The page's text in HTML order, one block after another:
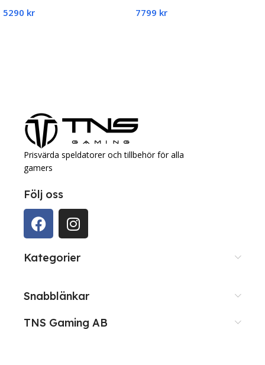
5290 kr
7799 kr
Prisvärda speldatorer och tillbehör för alla
gamers
Följ oss
Kategorier
Snabblänkar
TNS Gaming AB